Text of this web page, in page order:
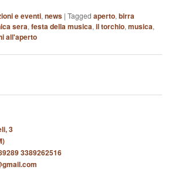
e eventi,news |Tagged aperto,birra
sera,festa della musica,il torchio,musica,
all'aperto
3
3389262516